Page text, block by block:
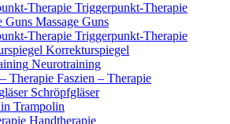
Triggerpunkt-Therapie
Massage Guns
Triggerpunkt-Therapie
Korrekturspiegel
Neurotraining
Faszien – Therapie
Schröpfgläser
Trampolin
Handtherapie